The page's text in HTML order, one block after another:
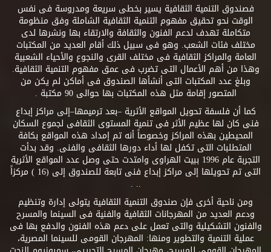
فصندوق التنمية الثقافية يسير بخطى سريعة ومدروسة فى نفس
الوقت نحو تحقيق مفهوم التنمية الثقافية الشاملة وفق منظومة
متكاملة تهدف لدعم الفنون والثقافة والارتقاء بها ونشرها لدى
مختلف فئات الشعب. وهو فى سبيل ذلك أقام العديد من المكتبات
العامة والمراكز الثقافية فى مختلف القرى والنجوع والأحياء الشعبية
وهذا من أهم الأعمال التى تضرب فى عمق مفهوم التنمية الثقافية.
وبلغ عدد المكتبات التى أنشأها الصندوق فى أماكن لم يكن من
المتصور إقامة مثل هذه المكتبات بها حوالى 90 مكتبة .
كما أن فلسفة تحويل المواقع الأثرية –بعد ترميمها–إلى مراكز إبداع
فنى كان لها عظيم الأثر فى تنمية المستوى الثقافى لجموع السكان
المحيطين بهذه المراكز وخصوصاً أنه تم إمداد هذه المواقع بكافة
المتطلبات التى تكفل لها أداء دورها الثقافى والفنى. وقد بدأت
التجربة عام 1996 ببيت الهراوى وامتدت حتى وصل عدد المواقع الأثرية
التى تم تحويلها إلى مراكز إبداع فنى تابعة للصندوق إلى (16 ) مركزاً
.. .
ومن ناحية أخرى فإن صندوق التنمية الثقافية يتولى إدارة وتنظيم
ودعم العديد من المهرجانات الثقافية والفنية فى السينما والمسرح
والفنون التشكيلية والتى تعمل على دعم هذه الفنون والدفع بها فى
عملية التنمية والتطوير ومنها: المهرجان القومى للسينما المصرية،